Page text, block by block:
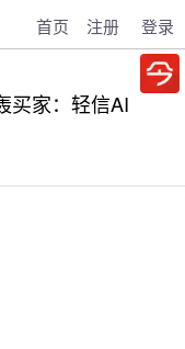
首页 注册 登录
买家：轻信AI